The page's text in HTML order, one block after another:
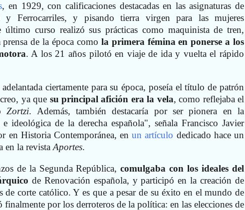
, en 1929, con calificaciones destacadas en las asignaturas de
y Ferrocarriles, y pisando tierra virgen para las mujeres
último curso realizó sus prácticas como maquinista de tren,
de la época como la primera fémina en ponerse a los
. A los 21 años pilotó en viaje de ida y vuelta el rápido
ciertamente para su época, poseía el título de patrón
ya que su principal afición era la vela, como reflejaba el
Zortzi. Además, también destacaría por ser pionera en la
ideológica de la derecha española", señala Francisco Javier
en Historia Contemporánea, enun artículo dedicado hace un
en la revistaAportes.
de la Segunda República,comulgaba con los ideales del
de Renovación española, y participó en la creación de
de corte católico. Y es que a pesar de su éxito en el mundo de
finalmente por los derroteros de la política: en las elecciones de